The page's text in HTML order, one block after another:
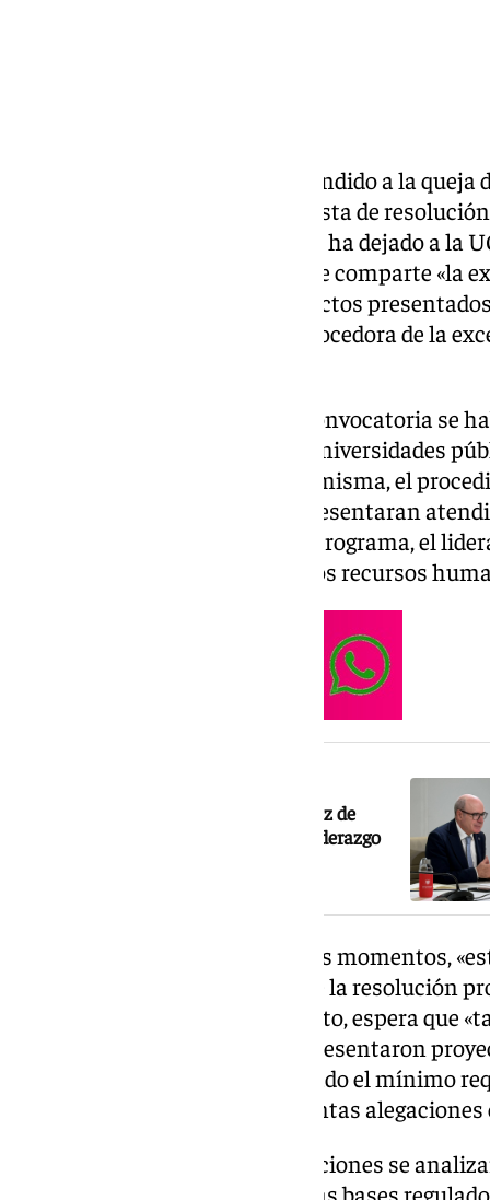
La Junta de Andalucía ha respondido a la
tras la publicación de la propuesta de
la excelencia investigadora, que ha dejado a la
señalado en un comunicado que comparte «la
que ninguno de sus cinco proyectos
provisionales, dado que es «conocedora de la
Para la Junta, «las bases de la convocatoria se
conjuntamente con todas las universidades
los objetivos estratégicos de la misma, el
cumplir los proyectos que se presentaran
investigación, la viabilidad del programa, el
formación e incorporación de los recursos
La UGR es excluida del mapa andaluz de
excelencia investigadora pese a su liderazgo
La Junta recordado que, en estos momentos,
audiencia tras la publicación de la resolución
el próximo 6 de julio». Y, por tanto, espera que
universidades andaluzas que presentaron
cuya valoración no han alcanzado el mínimo
la convocatoria, presenten cuantas
«Una vez presentadas las alegaciones se
procedimiento establecido en las bases